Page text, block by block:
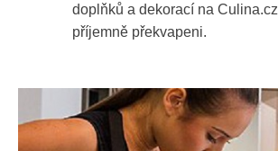
doplňků a dekorací na
příjemně překvapeni.